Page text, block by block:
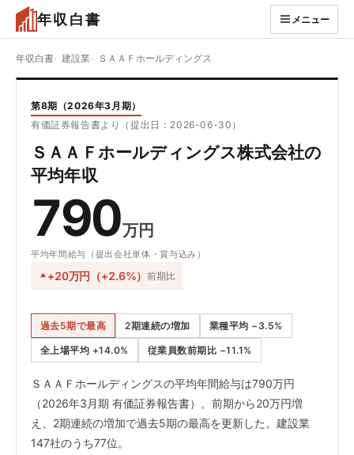
年収白書 メニュー
年収白書 建設業 ＳＡＡＦホールディングス
第8期（2026年3月期）
有価証券報告書より（提出日：2026-06-30）
ＳＡＡＦホールディングス株式会社の
平均年収
790万円
平均年間給与（提出会社単体・賞与込み）
+20万円（+2.6%）前期比
過去5期で最高 2期連続の増加 業種平均 −3.5%
全上場平均 +14.0% 従業員数前期比 −11.1%
ＳＡＡＦホールディングスの平均年間給与は790万円
（2026年3月期 有価証券報告書）。前期から20万円増
え、2期連続の増加で過去5期の最高を更新した。建設業
147社のうち77位。